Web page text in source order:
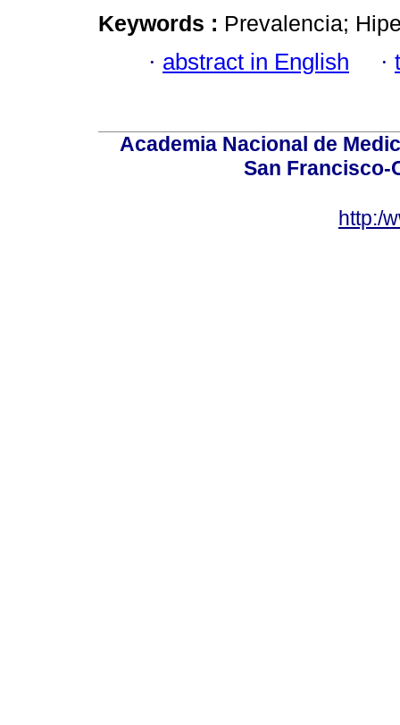
Keywords : Prevalencia;
· abstract in English ·
Academia Nacional de
San Francisco-
http:/